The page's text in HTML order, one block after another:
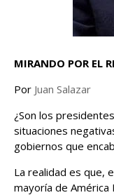
MIRANDO POR EL
Por Juan Salazar
¿Son los
situaciones
gobiernos que
La realidad es que,
mayoría de América